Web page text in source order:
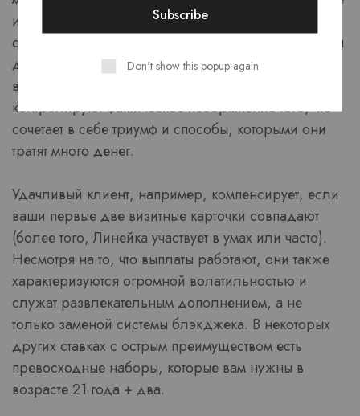
интересы и дает шанс, если вы хотите отойти в
сторону до начала дилерского центра, который он
делает. Края обычно обозначаются с помощью
впечатанных или экранных значков, которые
контролируют фактическое изображение того, что
сочетает в себе триумф и способы, которыми они
тратят много денег.
Удачливый клиент, например, компенсирует, если
ваши первые две визитные карточки совпадают
(более того, Линейка участвует в умах или часто).
Несмотря на то, что выплаты работают, они также
характеризуются огромной волатильностью и
служат развлекательным дополнением, а не
только заменой системы блэкджека. В некоторых
других ставках с острым преимуществом есть
превосходные наборы, которые вам нужны в
возрасте 21 года + два.
Don't show this popup again